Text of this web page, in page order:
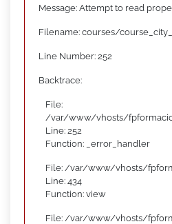
Message: Attempt to read
Filename: courses/
Line Number: 252
Backtrace:
File:
/var/www/vhosts/
Line: 252
Function: _error_handler
File: /var/www/vhosts/
Line: 434
Function: view
File: /var/www/vhosts/